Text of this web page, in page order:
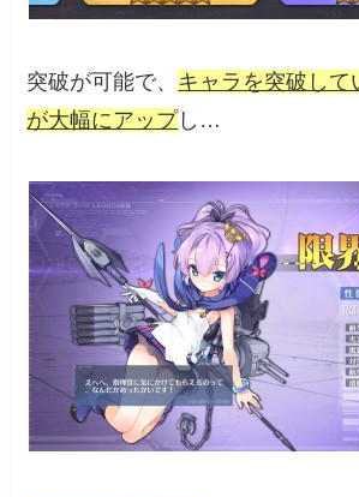
突破が可能で、 キャラを突破して
が大幅にアップし…